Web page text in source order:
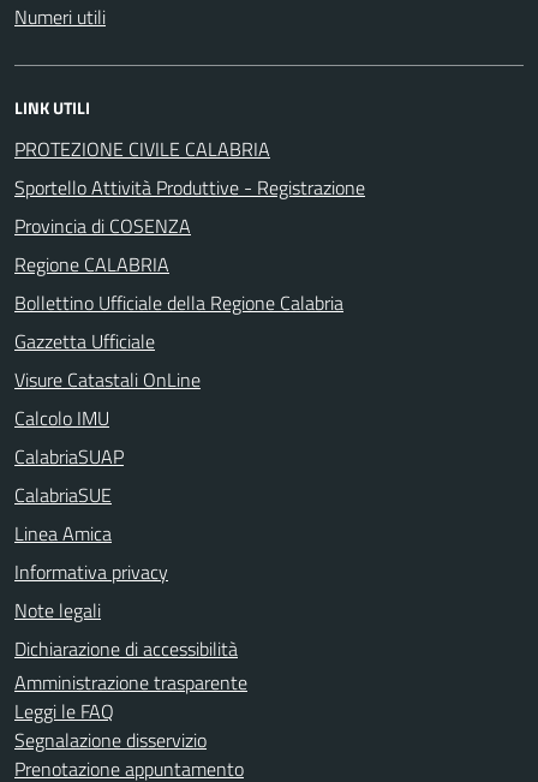
Numeri utili
LINK UTILI
PROTEZIONE CIVILE CALABRIA
Sportello Attività Produttive - Registrazione
Provincia di COSENZA
Regione CALABRIA
Bollettino Ufficiale della Regione Calabria
Gazzetta Ufficiale
Visure Catastali OnLine
Calcolo IMU
CalabriaSUAP
CalabriaSUE
Linea Amica
Informativa privacy
Note legali
Dichiarazione di accessibilità
Amministrazione trasparente
Leggi le FAQ
Segnalazione disservizio
Prenotazione appuntamento